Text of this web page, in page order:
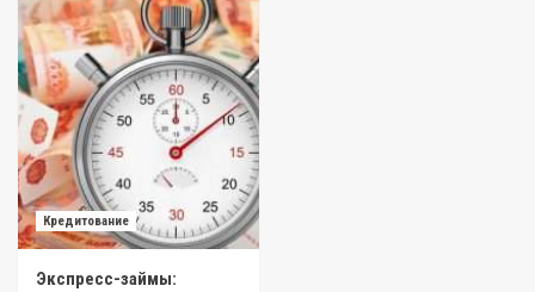
Кредитование
Экспресс-займы: